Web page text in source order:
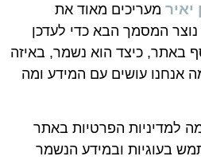
יאיר מעריכים מאוד את
המסמך הבא כדי לעדכן
באתר, כיצד הוא נשמר, באיזה
אנחנו עושים עם המידע ומה
למדיניות הפרטיות באתר
בעוגיות ובמידע הנשמר